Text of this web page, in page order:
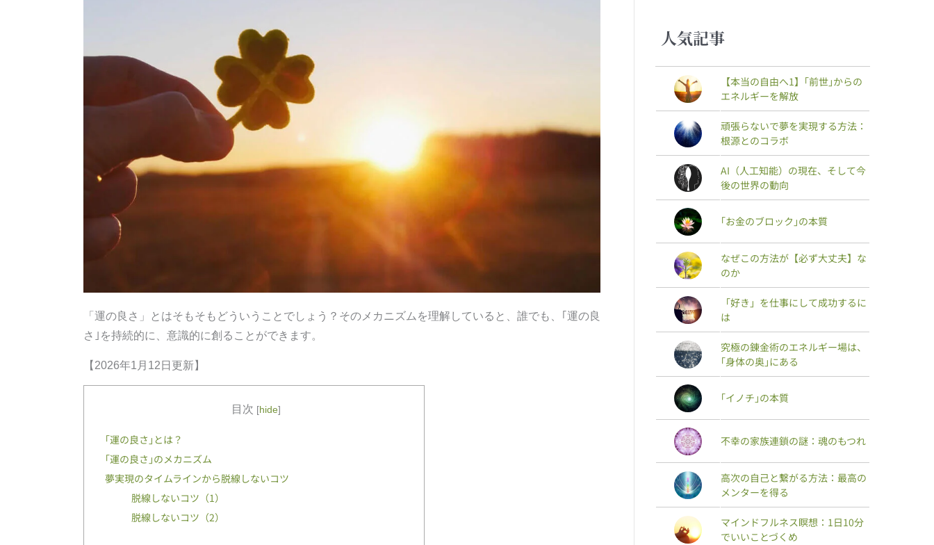
「運の良さ」とはそもそもどういうことでしょう？そのメカニズムを理解していると、誰でも、｢運の良
さ｣を持続的に、意識的に創ることができます。
【2026年1月12日更新】
目次 [hide]
｢運の良さ｣とは？
｢運の良さ｣のメカニズム
夢実現のタイムラインから脱線しないコツ
脱線しないコツ（1）
脱線しないコツ（2）
人気記事
【本当の自由へ1】｢前世｣からの
エネルギーを解放
頑張らないで夢を実現する方法：
根源とのコラボ
AI（人工知能）の現在、そして今
後の世界の動向
｢お金のブロック｣の本質
なぜこの方法が【必ず大丈夫】な
のか
「好き」を仕事にして成功するに
は
究極の錬金術のエネルギー場は、
｢身体の奥｣にある
｢イノチ｣の本質
不幸の家族連鎖の謎：魂のもつれ
高次の自己と繋がる方法：最高の
メンターを得る
マインドフルネス瞑想：1日10分
でいいことづくめ